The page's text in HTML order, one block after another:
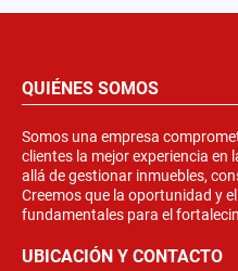
QUIÉNES SOMOS
Somos una empresa
clientes la mejor experiencia en
allá de gestionar inmuebles,
Creemos que la oportunidad y
fundamentales para el
UBICACIÓN Y CONTACTO